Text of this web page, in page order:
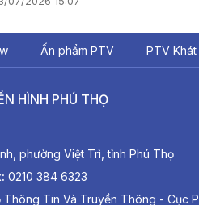
Ấn phẩm PTV PTV
HÌNH PHÚ THỌ
phường Việt Trì, tỉnh Phú Thọ
0210 384 6323
Tin Và Truyền Thông - Cục